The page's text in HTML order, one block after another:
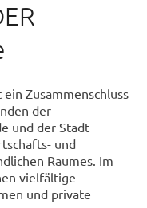
Zusammenschluss
der
und der Stadt
und
Raumes. Im
vielfältige
und private